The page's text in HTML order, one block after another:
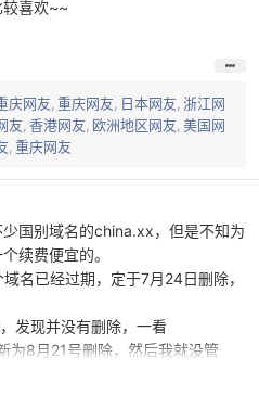
喜欢~~
庆网友 重庆网友 日本网友 浙江网
友 香港网友 欧洲地区网友 美国网
重庆网友
国别域名的china.xx，但是不知为
续费便宜的。
名已经过期，定于7月24日删除，
发现并没有删除，一看
为8月21号删除，然后我就没管
器上挂ssh执行的，我索性就等脚